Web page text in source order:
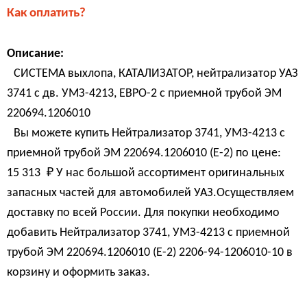
Как оплатить?
Описание:
СИСТЕМА выхлопа, КАТАЛИЗАТОР, нейтрализатор УАЗ
3741 с дв. УМЗ-4213, ЕВРО-2 с приемной трубой ЭМ
220694.1206010
Вы можете купить Нейтрализатор 3741, УМЗ-4213 с
приемной трубой ЭМ 220694.1206010 (Е-2) по цене:
15 313 ₽ У нас большой ассортимент оригинальных
запасных частей для автомобилей УАЗ.Осуществляем
доставку по всей России. Для покупки необходимо
добавить Нейтрализатор 3741, УМЗ-4213 с приемной
трубой ЭМ 220694.1206010 (Е-2) 2206-94-1206010-10 в
корзину и оформить заказ.